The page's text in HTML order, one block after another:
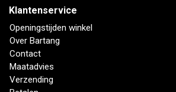
Klantenservice
Openingstijden winkel
Over Bartang
Contact
Maatadvies
Verzending